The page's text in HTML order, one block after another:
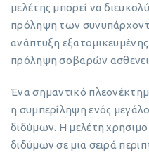
μελέτης μπορεί να
πρόληψη των
ανάπτυξη
πρόληψη σοβαρών
Ένα σημαντικό
η συμπερίληψη ενός
διδύμων. Η μελέτη
διδύμων σε μια σειρά